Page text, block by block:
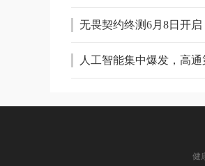
无畏契约终测6月8日开启！多种渠道获
人工智能集中爆发，高通第二代骁龙
健